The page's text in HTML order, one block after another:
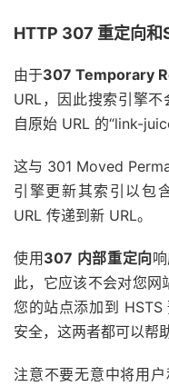
HTTP 307 重定向和
由于307 Temporary
URL，因此搜索引擎
自原始 URL 的“link-
这与 301 Moved
引擎更新其索引以包
URL 传递到新 URL。
使用307 内部重定向
此，它应该不会对您
您的站点添加到
安全，这两者都可以帮
注意不要无意中将用